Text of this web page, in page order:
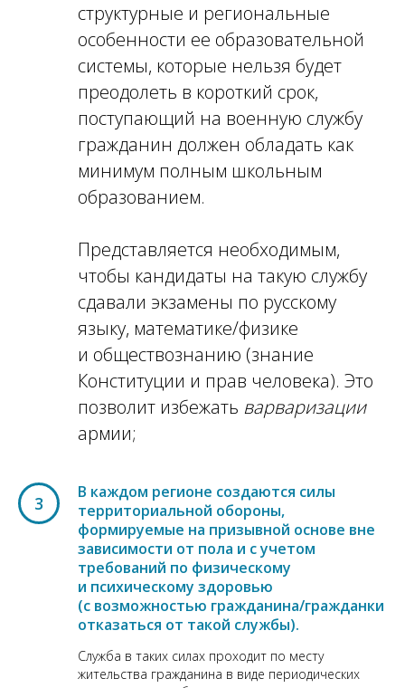
структурные и региональные
особенности ее образовательной
системы, которые нельзя будет
преодолеть в короткий срок,
поступающий на военную службу
гражданин должен обладать как
минимум полным школьным
образованием.
Представляется необходимым,
чтобы кандидаты на такую службу
сдавали экзамены по русскому
языку, математике/физике
и обществознанию (знание
Конституции и прав человека). Это
позволит избежать варваризации
армии;
3
В каждом регионе создаются силы
территориальной обороны,
формируемые на призывной основе вне
зависимости от пола и с учетом
требований по физическому
и психическому здоровью
(с возможностью гражданина/гражданки
отказаться от такой службы).
Служба в таких силах проходит по месту
жительства гражданина в виде периодических